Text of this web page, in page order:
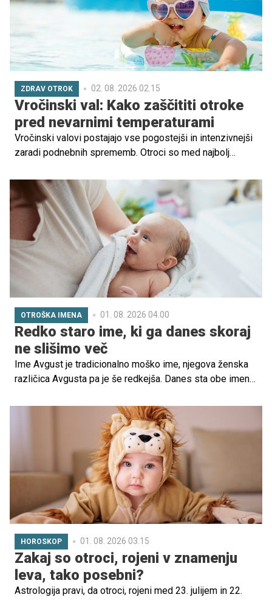
ZDRAV OTROK 02. 08. 2026 02.15
Vročinski val: Kako zaščititi otroke
pred nevarnimi temperaturami
Vročinski valovi postajajo vse pogostejši in intenzivnejši
zaradi podnebnih sprememb. Otroci so med najbolj
razvita za učinkovito uravnavanje telesne temperature.
Zato je ključnega pomena, da starši in skrbniki sprejmejo
ustrezne ukrepe za zaščito otrok pred visokimi
temperaturami.
OTROŠKA IMENA 01. 08. 2026 04.00
Redko staro ime, ki ga danes skoraj
ne slišimo več
Ime Avgust je tradicionalno moško ime, njegova ženska
različica Avgusta pa je še redkejša. Danes sta obe imeni
ne najdeta več prostora.
HOROSKOP 01. 08. 2026 03.15
Zakaj so otroci, rojeni v znamenju
leva, tako posebni?
Astrologija pravi, da otroci, rojeni med 23. julijem in 22.